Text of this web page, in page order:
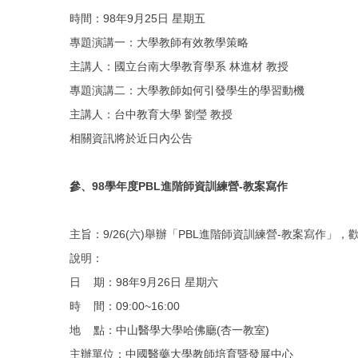
時間：98年9月25日 星期五
專題演講一：大學教師有效教學策略
主講人：國立台南大學教育學系 林進材 教授
專題演講二：大學教師如何引發學生的學習動機
主講人：台中教育大學 劉瑩 教授
相關資訊將於近日內公告
參、 98學年度PBL進階師資訓練營-教案寫作
主旨： 9/26(六)舉辦「PBL進階師資訓練營-教案寫作」，
說明：
日
期：98年9月26日 星期六
時 間：09:00~16:00
地 點：中山醫學大學哈佛廳(杏一教室)
主辦單位：中國醫藥大學教師培育暨發展中心